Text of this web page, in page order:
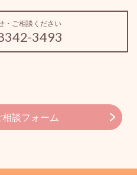
・ご相談ください
3493
談フォーム